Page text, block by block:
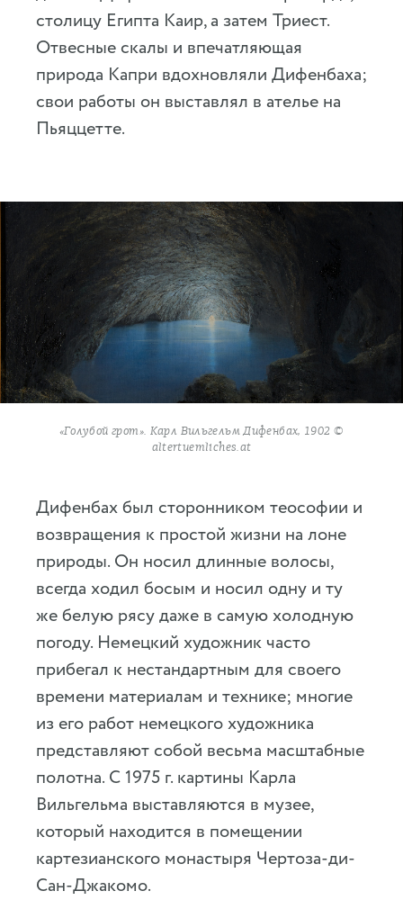
столицу Египта Каир, а затем Триест.
Отвесные скалы и впечатляющая
природа Капри вдохновляли Дифенбаха;
свои работы он выставлял в ателье на
Пьяццетте.
«Голубой грот». Карл Вильгельм Дифенбах, 1902 ©
altertuemliches.at
Дифенбах был сторонником теософии и
возвращения к простой жизни на лоне
природы. Он носил длинные волосы,
всегда ходил босым и носил одну и ту
же белую рясу даже в самую холодную
погоду. Немецкий художник часто
прибегал к нестандартным для своего
времени материалам и технике; многие
из его работ немецкого художника
представляют собой весьма масштабные
полотна. С 1975 г. картины Карла
Вильгельма выставляются в музее,
который находится в помещении
картезианского монастыря Чертоза-ди-
Сан-Джакомо.